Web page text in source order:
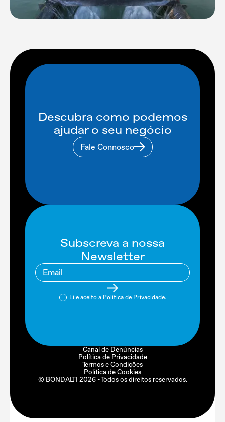
Descubra como podemos
ajudar o seu negócio
Fale Connosco
Subscreva a nossa
Newsletter
Li e aceito a Política de Privacidade.
© BONDALTI 2026- Todos os direitos reservados.
Canal de Denúncias
Política de Privacidade
Termos e Condições
Política de Cookies